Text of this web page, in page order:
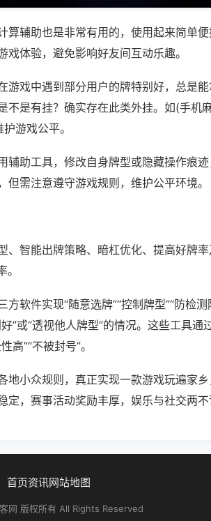
算辅助也是非常有用的，使用起来简单
体验，避免影响好友间互动乐趣。
游戏中遇到部分用户的牌特别好，总是
不是有挂？确实存在此类外挂。如(手机
游戏公平。
辅助工具，修改自身牌型或隐藏操作痕迹
需注意遵守游戏规则，维护公平环境。
、智能出牌策略、暗杠优化、提高好牌
软件实现“随意选牌”“控制牌型”“防检测
”或“透视他人牌型”的情况。这些工具通
”“不被封号”。
地小众规则，真正实现一款游戏玩遍家
，赛事活动奖励丰厚，娱乐与社交两不
首页资讯网站地图
网 版权所有 All Rights Reserved